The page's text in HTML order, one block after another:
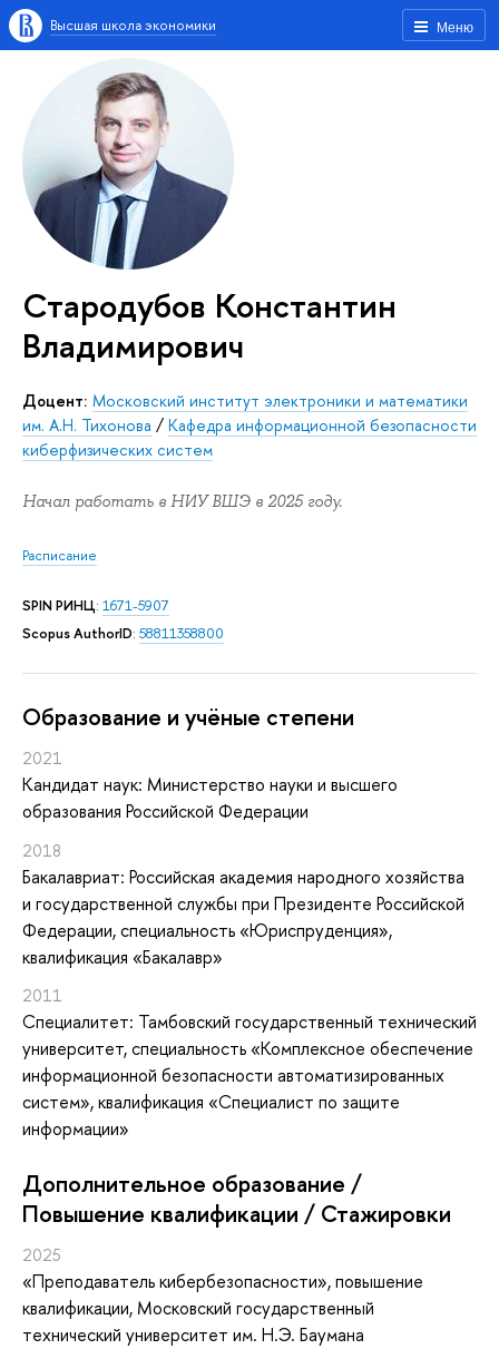
Меню
Высшая школа экономики
Стародубов Константин
Владимирович
Доцент: Московский институт электроники и математики
им. А.Н. Тихонова / Кафедра информационной безопасности
киберфизических систем
Начал работать в НИУ ВШЭ в 2025 году.
Расписание
SPIN РИНЦ: 1671-5907
Scopus AuthorID: 58811358800
Oбразование и учёные степени
2021
Кандидат наук: Министерство науки и высшего
образования Российской Федерации
2018
Бакалавриат: Российская академия народного хозяйства
и государственной службы при Президенте Российской
Федерации, специальность «Юриспруденция»,
квалификация «Бакалавр»
2011
Специалитет: Тамбовский государственный технический
университет, специальность «Комплексное обеспечение
информационной безопасности автоматизированных
систем», квалификация «Специалист по защите
информации»
Дополнительное образование /
Повышение квалификации / Стажировки
2025
«Преподаватель кибербезопасности», повышение
квалификации, Московский государственный
технический университет им. Н.Э. Баумана